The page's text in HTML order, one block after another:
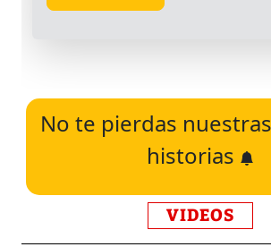
No te pierdas
historias
VIDEOS